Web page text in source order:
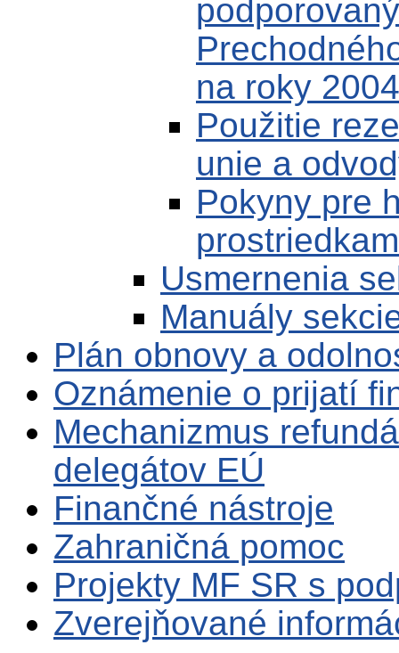
na roky
Použitie
unie a
Pokyny pre
Usmernenia
Manuály
Plán obnovy a
Oznámenie o prijatí
Mechanizmus
delegátov EÚ
Finančné nástroje
Zahraničná pomoc
Projekty MF SR s
Zverejňované